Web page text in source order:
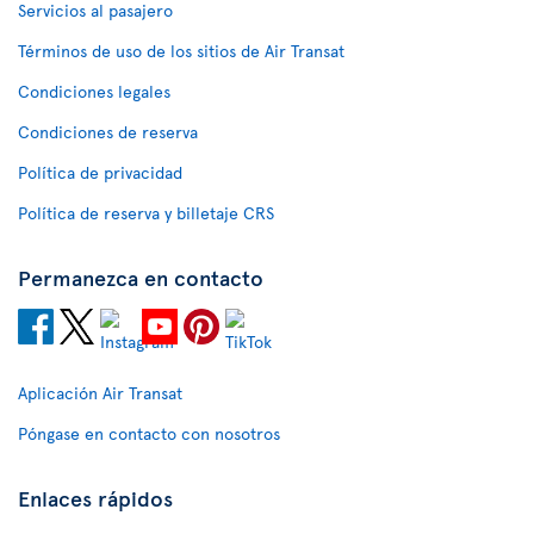
Servicios al pasajero
Términos de uso de los sitios de Air Transat
Condiciones legales
Condiciones de reserva
Política de privacidad
Política de reserva y billetaje CRS
Permanezca en contacto
Aplicación Air Transat
Póngase en contacto con nosotros
Enlaces rápidos